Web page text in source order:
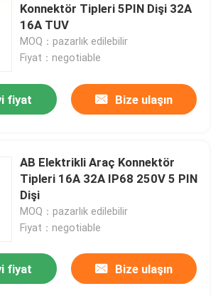
Konnektör Tipleri 5PIN Dişi 32A
16A TUV
MOQ：pazarlık edilebilir
Fiyat：negotiable
fiyat Bize ulaşın
AB Elektrikli Araç Konnektör
Tipleri 16A 32A IP68 250V 5 PIN
Dişi
MOQ：pazarlık edilebilir
Fiyat：negotiable
fiyat Bize ulaşın